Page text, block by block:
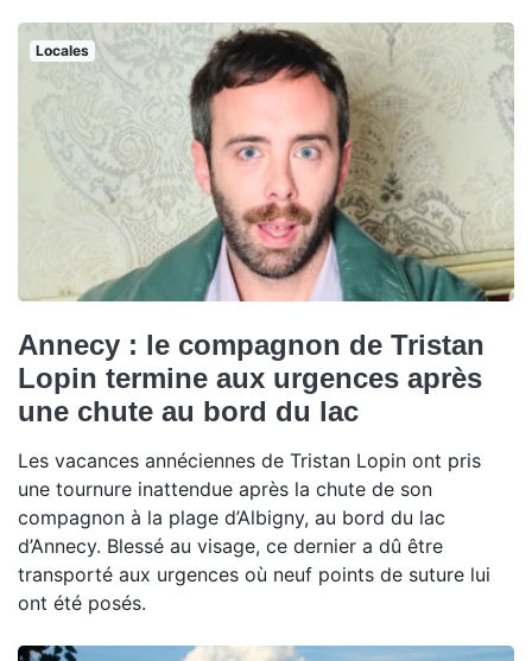
Locales
Annecy : le compagnon de Tristan
Lopin termine aux urgences après
une chute au bord du lac
Les vacances annéciennes de Tristan Lopin ont pris
une tournure inattendue après la chute de son
compagnon à la plage d’Albigny, au bord du lac
d’Annecy. Blessé au visage, ce dernier a dû être
transporté aux urgences où neuf points de suture lui
ont été posés.